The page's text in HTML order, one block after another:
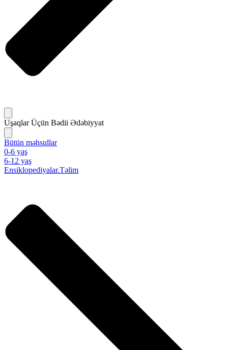
Uşaqlar Üçün Bədii Ədəbiyyat
Bütün məhsullar
0-6 yaş
6-12 yaş
Ensiklopediyalar.Təlim